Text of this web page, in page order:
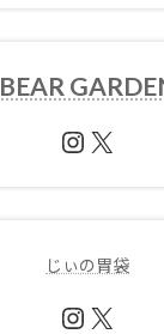
BEAR
X
じぃの胃袋
X